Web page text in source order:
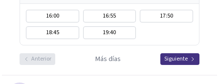
16:00 16:55
17:50
18:45
19:40
Anterior Más días Siguiente